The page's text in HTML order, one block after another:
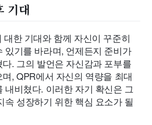
기대
대한 기대와 함께 자신이 꾸준히
있기를 바라며, 언제든지 준비가
. 그의 발언은 자신감과 포부를
, QPR에서 자신의 역량을 최대
내비쳤다. 이러한 자기 확신은 그
속 성장하기 위한 핵심 요소가 될